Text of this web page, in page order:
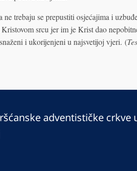
ne trebaju se prepustiti osjećajima i
Kristovom srcu jer im je Krist dao
i ukorijenjeni u najsvetijoj vjeri. (
adventističke crkve